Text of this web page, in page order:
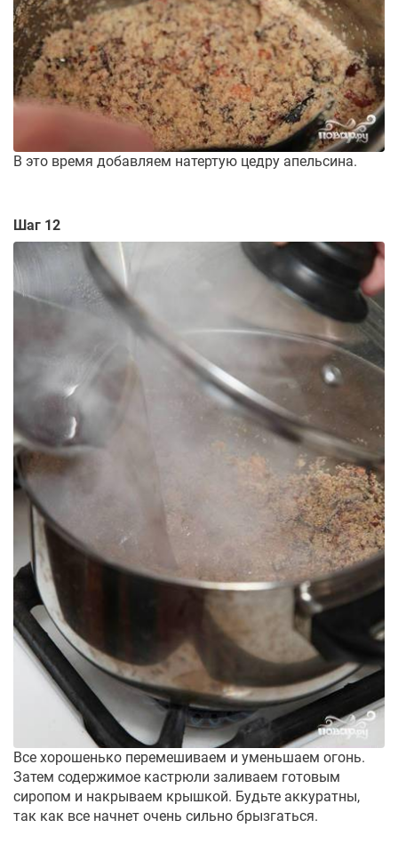
В это время добавляем натертую цедру апельсина.
Шаг 12
Все хорошенько перемешиваем и уменьшаем огонь.
Затем содержимое кастрюли заливаем готовым
сиропом и накрываем крышкой. Будьте аккуратны,
так как все начнет очень сильно брызгаться.